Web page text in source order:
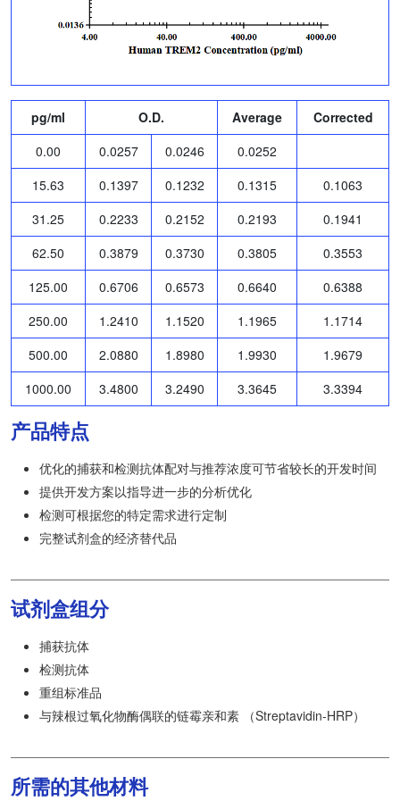
pg/ml O.D. Average
Corrected
0.00
0.0257 0.0246
0.0252
15.63
0.1397 0.1232 0.1315
0.1063
31.25
0.2233 0.2152 0.2193
0.1941
62.50
0.3879 0.3730 0.3805
0.3553
125.00
0.6706 0.6573 0.6640
0.6388
250.00
1.2410 1.1520 1.1965
1.1714
500.00
2.0880 1.8980 1.9930
1.9679
1000.00
3.4800 3.2490 3.3645 3.3394
产品特点
优化的捕获和检测抗体配对与推荐浓度可节省较长的开发时间
提供开发方案以指导进一步的分析优化
检测可根据您的特定需求进行定制
完整试剂盒的经济替代品
试剂盒组分
捕获抗体
检测抗体
重组标准品
与辣根过氧化物酶偶联的链霉亲和素 （Streptavidin-HRP）
所需的其他材料